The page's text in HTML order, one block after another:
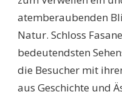
atemberaubenden
Natur. Schloss
bedeutendsten
die Besucher mit
aus Geschichte und